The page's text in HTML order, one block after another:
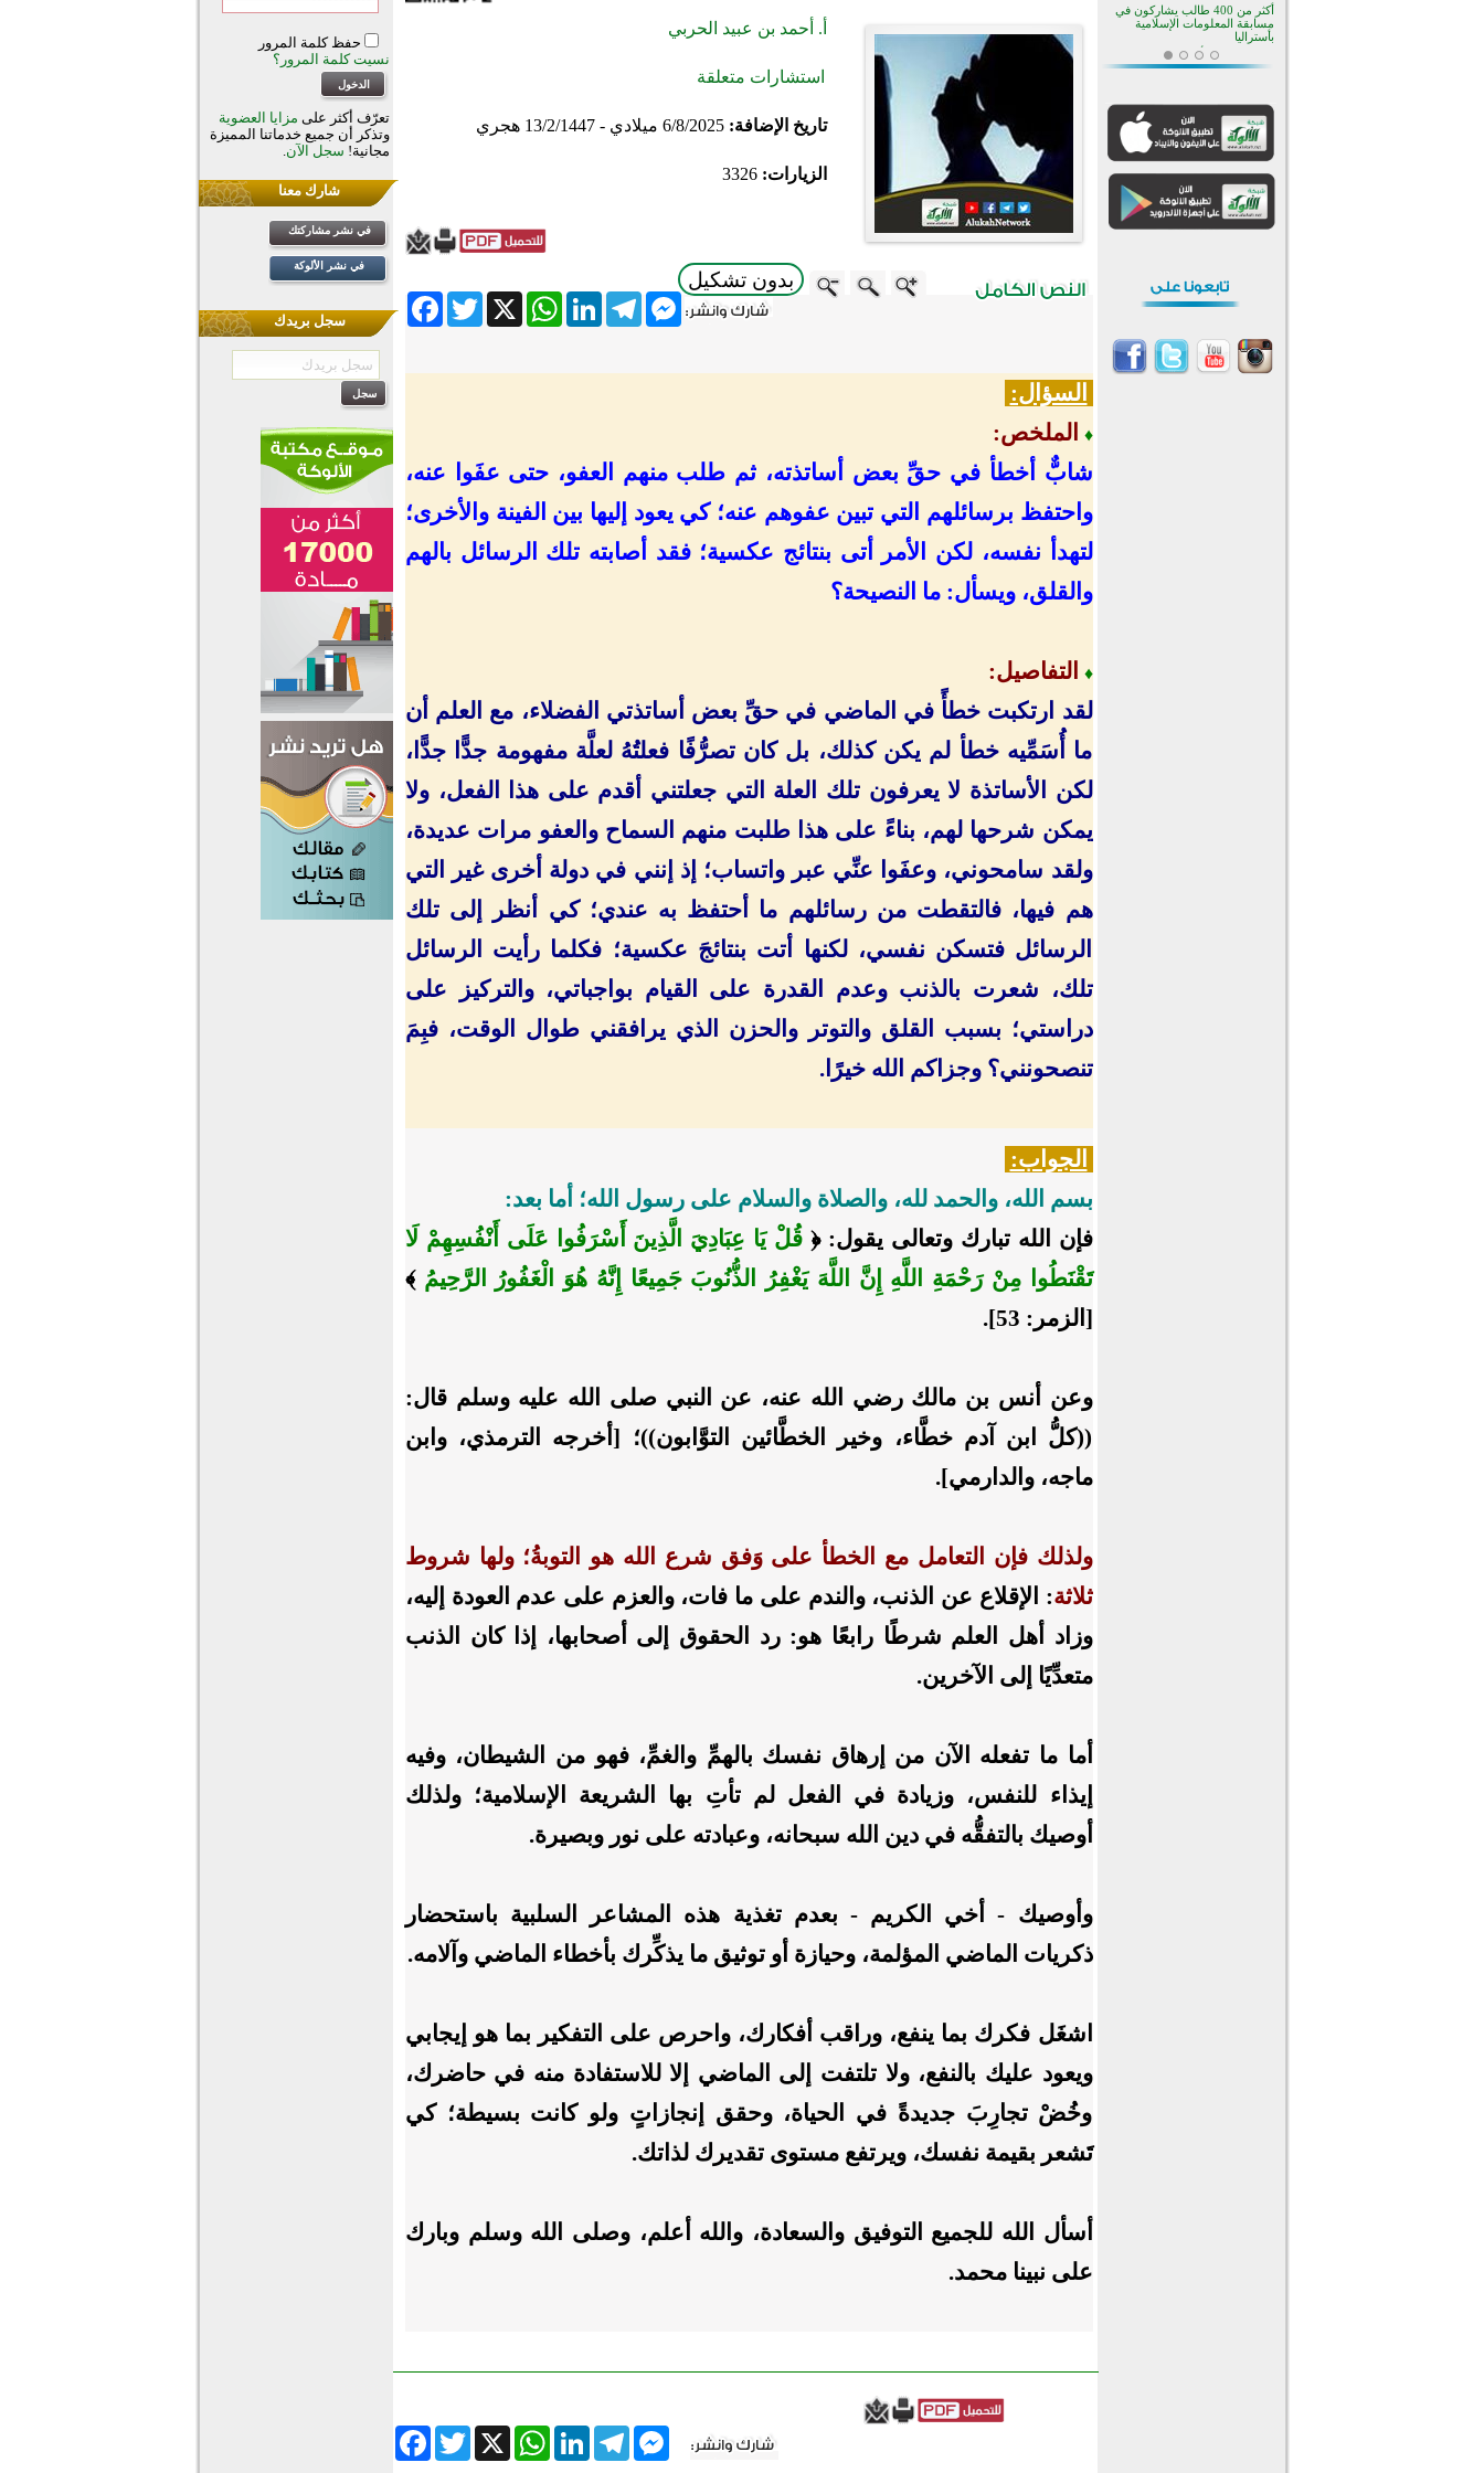
أ. أحمد بن عبيد الحربي
استشارات متعلقة
تاريخ الإضافة:6/8/2025 ميلادي - 13/2/1447 هجري
الزيارات:3326
بدون تشكيل
FacebookTwitter X
WhatsAppLinkedInTelegram
Messenger
السؤال:
♦
الملخص:
شابٌّ أخطأ في حقِّ بعض أساتذته، ثم طلب منهم العفو، حتى عفَوا عنه،
واحتفظ برسائلهم التي تبين عفوهم عنه؛ كي يعود إليها بين الفينة والأخرى؛
لتهدأ نفسه، لكن الأمر أتى بنتائج عكسية؛ فقد أصابته تلك الرسائل بالهم
والقلق، ويسأل: ما النصيحة؟
♦
التفاصيل:
لقد ارتكبت خطأً في الماضي في حقِّ بعض أساتذتي الفضلاء، مع العلم أن
ما أُسَمِّيه خطأ لم يكن كذلك، بل كان تصرُّفًا فعلتُهُ لعلَّة مفهومة جدًّا جدًّا،
لكن الأساتذة لا يعرفون تلك العلة التي جعلتني أقدم على هذا الفعل، ولا
يمكن شرحها لهم، بناءً على هذا طلبت منهم السماح والعفو مرات عديدة،
ولقد سامحوني، وعفَوا عنِّي عبر واتساب؛ إذ إنني في دولة أخرى غير التي
هم فيها، فالتقطت من رسائلهم ما أحتفظ به عندي؛ كي أنظر إلى تلك
الرسائل فتسكن نفسي، لكنها أتت بنتائجَ عكسية؛ فكلما رأيت الرسائل
تلك، شعرت بالذنب وعدم القدرة على القيام بواجباتي، والتركيز على
دراستي؛ بسبب القلق والتوتر والحزن الذي يرافقني طوال الوقت، فبِمَ
تنصحونني؟ وجزاكم الله خيرًا.
الجواب:
بسم الله، والحمد لله، والصلاة والسلام على رسول الله؛ أما بعد:
فإن الله تبارك وتعالى يقول: ﴿ قُلْ يَا عِبَادِيَ الَّذِينَ أَسْرَفُوا عَلَى أَنْفُسِهِمْ لَا
تَقْنَطُوا مِنْ رَحْمَةِ اللَّهِ إِنَّ اللَّهَ يَغْفِرُ الذُّنُوبَ جَمِيعًا إِنَّهُ هُوَ الْغَفُورُ الرَّحِيمُ ﴾
[الزمر: 53].
وعن أنس بن مالك رضي الله عنه، عن النبي صلى الله عليه وسلم قال:
((كلُّ ابن آدم خطَّاء، وخير الخطَّائين التوَّابون))؛ [أخرجه الترمذي، وابن
ماجه، والدارمي].
ولذلك فإن التعامل مع الخطأ على وَفق شرع الله هو التوبةُ؛ ولها شروط
ثلاثة: الإقلاع عن الذنب، والندم على ما فات، والعزم على عدم العودة إليه،
وزاد أهل العلم شرطًا رابعًا هو: رد الحقوق إلى أصحابها، إذا كان الذنب
متعدِّيًا إلى الآخرين.
أما ما تفعله الآن من إرهاق نفسك بالهمِّ والغمِّ، فهو من الشيطان، وفيه
إيذاء للنفس، وزيادة في الفعل لم تأتِ بها الشريعة الإسلامية؛ ولذلك
أوصيك بالتفقُّه في دين الله سبحانه، وعبادته على نور وبصيرة.
وأوصيك - أخي الكريم - بعدم تغذية هذه المشاعر السلبية باستحضار
ذكريات الماضي المؤلمة، وحيازة أو توثيق ما يذكِّرك بأخطاء الماضي وآلامه.
اشغَل فكرك بما ينفع، وراقب أفكارك، واحرص على التفكير بما هو إيجابي
ويعود عليك بالنفع، ولا تلتفت إلى الماضي إلا للاستفادة منه في حاضرك،
وخُضْ تجارِبَ جديدةً في الحياة، وحقق إنجازاتٍ ولو كانت بسيطة؛ كي
تَشعر بقيمة نفسك، ويرتفع مستوى تقديرك لذاتك.
أسأل الله للجميع التوفيق والسعادة، والله أعلم، وصلى الله وسلم وبارك
على نبينا محمد.
FacebookTwitter X
WhatsAppLinkedInTelegram
Messenger
حفظ كلمة المرور
نسيت كلمة المرور؟
تعرّف أكثر على مزايا العضوية
وتذكر أن جميع خدماتنا المميزة
مجانية! سجل الآن.
شارك معنا
في نشر مشاركتك
في نشر الألوكة
سجل بريدك
بأستراليا
افتتاح تاريخي لأول مسجد في بلييفليا
بالجبل الأسود منذ أكثر من قرن
أكبر مشروع إسلامي في ريف
أستراليا يفتتح أبوابه بعد سنوات من
العمل والعطاء
القرآن والتربية في صدارة البرامج
الصيفية للمسلمين في بينزا
وساراتوف وموردوفيا هذا العام
اختتام الدورة التاسعة لمسابقة حفظ
وتلاوة القرآن الكريم في أزناكاييف
اختتام منافسات قرآنية متميزة في
بنغلاديش بمشاركة 3000 متسابق
مسابقة المعلومات الإسلامية
بأستراليا